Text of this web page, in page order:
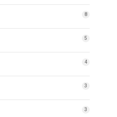
8
5
4
3
3